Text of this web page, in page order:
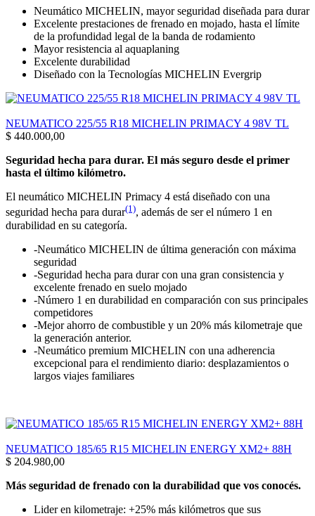
TRACCIÓN TODO TERRENO
Laminillas 3D profundas y autobloqueantes / Ranuras para lodo.
Desarrollados para aumentar el desempeño de tracción en lodo
y nieve.
Neumático MICHELIN, mayor seguridad diseñada para durar
Excelente prestaciones de frenado en mojado, hasta el límite
de la profundidad legal de la banda de rodamiento
Mayor resistencia al aquaplaning
Excelente durabilidad
Diseñado con la Tecnologías MICHELIN Evergrip
NEUMATICO 225/55 R18 MICHELIN PRIMACY 4 98V TL
$ 440.000,00
Seguridad hecha para durar. El más seguro desde el primer
hasta el último kilómetro.
El neumático MICHELIN Primacy 4 está diseñado con una
seguridad hecha para durar(1), además de ser el número 1 en
durabilidad en su categoría.
-Neumático MICHELIN de última generación con máxima
seguridad
-Seguridad hecha para durar con una gran consistencia y
excelente frenado en suelo mojado
-Número 1 en durabilidad en comparación con sus principales
competidores
-Mejor ahorro de combustible y un 20% más kilometraje que
la generación anterior.
-Neumático premium MICHELIN con una adherencia
excepcional para el rendimiento diario: desplazamientos o
largos viajes familiares
NEUMATICO 185/65 R15 MICHELIN ENERGY XM2+ 88H
$ 204.980,00
Más seguridad de frenado con la durabilidad que vos conocés.
Lider en kilometraje: +25% más kilómetros que sus